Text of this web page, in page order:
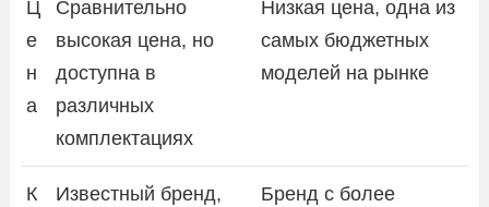
Ц
е
н
а
Сравнительно
высокая цена, но
доступна в
различных
комплектациях
Низкая цена, одна из
самых бюджетных
моделей на рынке
К
Известный бренд,
Бренд с более